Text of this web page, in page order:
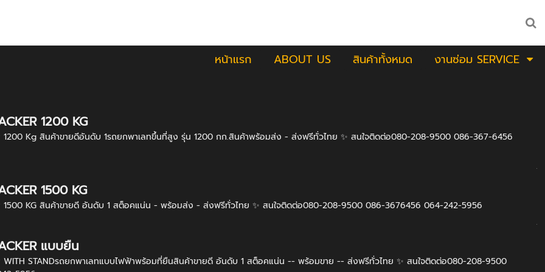
หน้าแรก ABOUT US สินค้าทั้งหมด งานซ่อม SERVICE
1200 KG
1200 Kg สินค้าขายดีอันดับ 1รถยกพาเลทขึ้นที่สูง รุ่น 1200 กก.สินค้าพร้อมส่ง - ส่งฟรีทั่วไทย ✨ สนใจติดต่อ080-208-9500 086-367-6456
1500 KG
1500 KG สินค้าขายดี อันดับ 1 สต็อคแน่น - พร้อมส่ง - ส่งฟรีทั่วไทย ✨ สนใจติดต่อ080-208-9500 086-3676456 064-242-5956
แบบยืน
WITH STANDรถยกพาเลทแบบไฟฟ้าพร้อมที่ยืนสินค้าขายดี อันดับ 1 สต็อคแน่น -- พร้อมขาย -- ส่งฟรีทั่วไทย ✨ สนใจติดต่อ080-208-9500